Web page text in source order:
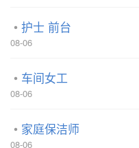
护士 前台
08-06
车间女工
08-06
家庭保洁师
08-06